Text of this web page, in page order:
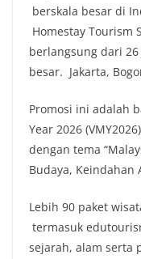
berskala besar di
Homestay Tourism
berlangsung dari
besar. Jakarta,
Promosi ini adalah
Year 2026
dengan tema
Budaya, Keindahan
Lebih 90 paket
termasuk
sejarah, alam serta